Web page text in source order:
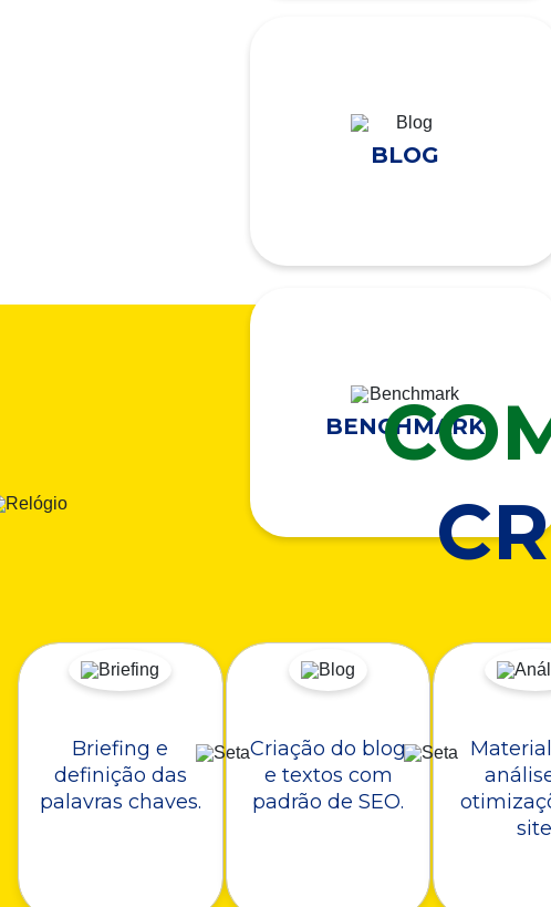
BLOG
BENCHMARK
Briefing e
definição das
palavras chaves.
Criação do blog
e textos com
padrão de SEO.